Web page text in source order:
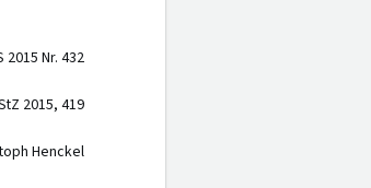
2015 Nr. 432
2015, 419
Henckel